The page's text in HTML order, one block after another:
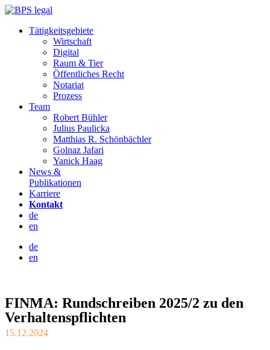
Tätigkeitsgebiete
Wirtschaft
Digital
Raum & Tier
Öffentliches Recht
Notariat
Prozess
Team
Robert Bühler
Julius Paulicka
Matthias R. Schönbächler
Golnaz Jafari
Yanick Haag
News &
Publikationen
Karriere
Kontakt
de
en
de
en
FINMA: Rundschreiben 2025/2 zu den
Verhaltenspflichten
15.12.2024